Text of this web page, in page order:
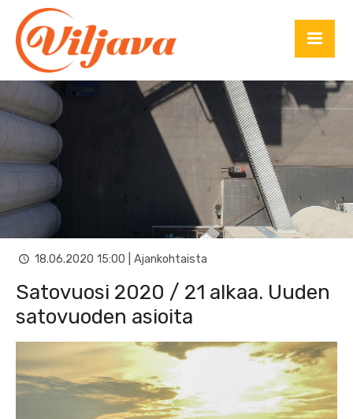
18.06.2020 15:00 | Ajankohtaista
Satovuosi 2020 / 21 alkaa. Uuden
satovuoden asioita